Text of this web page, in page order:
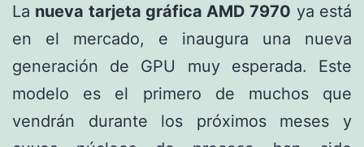
La nueva tarjeta gráfica AMD 7970 ya está
en el mercado, e inaugura una nueva
generación de GPU muy esperada. Este
modelo es el primero de muchos que
vendrán durante los próximos meses y